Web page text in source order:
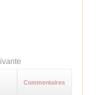
Commentaires